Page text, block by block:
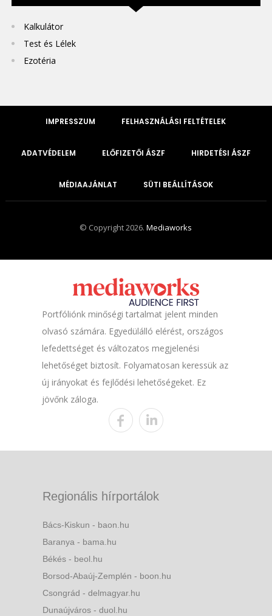
Kalkulátor
Test és Lélek
Ezotéria
IMPRESSZUM FELHASZNÁLÁSI FELTÉTELEK
ADATVÉDELEM ELŐFIZETŐI ÁSZF HIRDETÉSI ÁSZF
MÉDIAAJÁNLAT SÜTI BEÁLLÍTÁSOK
© Copyright 2026.Mediaworks
Portfóliónk minőségi tartalmat jelent minden
olvasó számára. Egyedülálló elérést, országos
lefedettséget és változatos megjelenési
lehetőséget biztosít. Folyamatosan keressük az
új irányokat és fejlődési lehetőségeket. Ez
jövőnk záloga.
Regionális hírportálok
Bács-Kiskun - baon.hu
Baranya - bama.hu
Békés - beol.hu
Borsod-Abaúj-Zemplén - boon.hu
Csongrád - delmagyar.hu
Dunaújváros - duol.hu